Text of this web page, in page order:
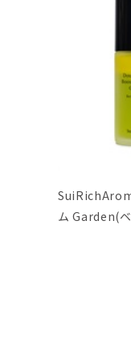
ム Garden(